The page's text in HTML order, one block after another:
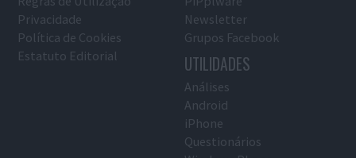
Privacidade
Política de Cookies
Estatuto Editorial
Newsletter
Grupos Facebook
UTILIDADES
Análises
Android
iPhone
Questionários